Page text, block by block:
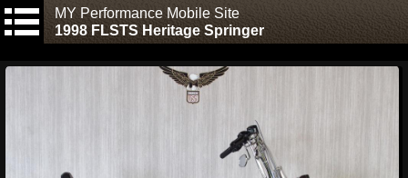
MY Performance Mobile Site
1998 FLSTS Heritage Springer